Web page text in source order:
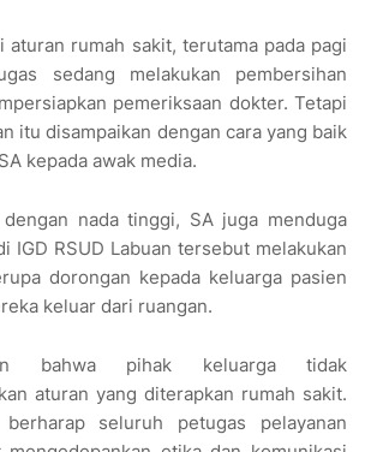
aturan rumah sakit, terutama pada pagi
sedang melakukan pembersihan
pemeriksaan dokter. Tetapi
itu disampaikan dengan cara yang baik
kepada awak media.
nada tinggi, SA juga menduga
IGD RSUD Labuan tersebut melakukan
dorongan kepada keluarga pasien
keluar dari ruangan.
bahwa pihak keluarga tidak
aturan yang diterapkan rumah sakit.
seluruh petugas pelayanan